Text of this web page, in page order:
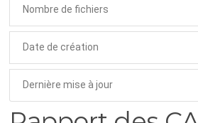
Nombre de fichiers
Date de création
Dernière mise à jour